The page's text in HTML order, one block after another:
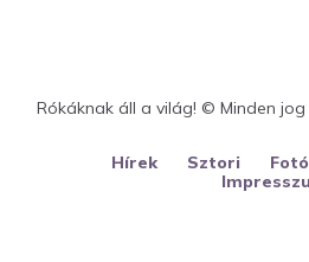
Rókáknak áll a világ! © Minden
Hírek Sztori Fotó